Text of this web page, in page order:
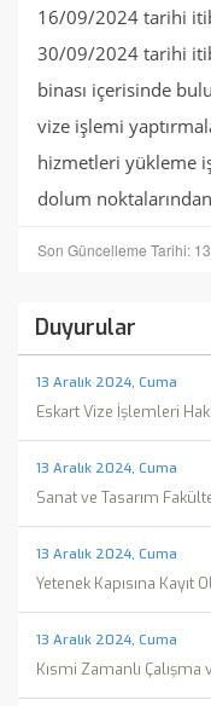
16/09/2024 tarihi
30/09/2024 tarihi
binası içerisinde
vize işlemi
hizmetleri yükleme
dolum
Son Güncelleme Tarihi:
Duyurular
13 Aralık 2024, Cuma
Eskart Vize İşlemleri
13 Aralık 2024, Cuma
Sanat ve Tasarım
13 Aralık 2024, Cuma
Yetenek Kapısına Kayıt
13 Aralık 2024, Cuma
Kısmi Zamanlı